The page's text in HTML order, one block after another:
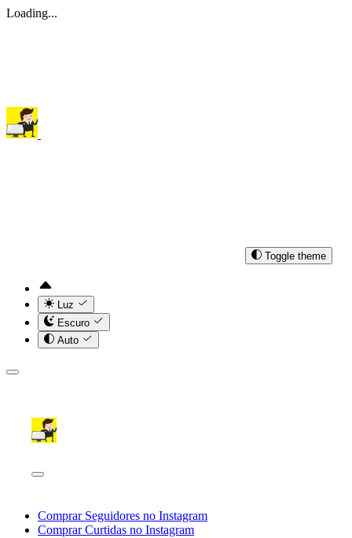
Loading...
Toggle theme
Luz
Escuro
Auto
Comprar Seguidores no Instagram
Comprar Curtidas no Instagram